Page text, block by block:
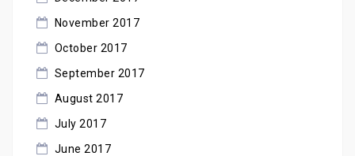
November 2017
October 2017
September 2017
August 2017
July 2017
June 2017